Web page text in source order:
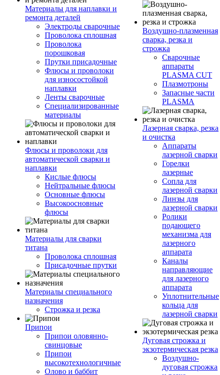
Материалы для наплавки и
ремонта деталей
Электроды сварочные
Проволока сплошная
Проволока
порошковая
Прутки присадочные
Флюсы и проволоки
для износостойкой
наплавки
Ленты сварочные
Специализированные
материалы
Флюсы и проволоки для
автоматической сварки и
наплавки
Кислые флюсы
Нейтральные флюсы
Основные флюсы
Высокоосновные
флюсы
Материалы для сварки
титана
Проволока сплошная
Присадочные прутки
Материалы специального
назначения
Строжка и резка
Припои
Припои оловянно-
свинцовые
Припои
высокотехнологичные
Олово и баббит
Воздушно-плазменная
сварка, резка и
строжка
Сварочные
аппараты
PLASMA CUT
Плазмотроны
Запасные части
PLASMA
Лазерная сварка, резка
и очистка
Аппараты
лазерной сварки
Горелки
лазерные
Сопла для
лазерной сварки
Линзы для
лазерной сварки
Ролики
подающего
механизма для
лазерного
аппарата
Каналы
направляющие
для лазерного
аппарата
Уплотнительные
кольца для
лазерной сварки
Дуговая строжка и
экзотермическая резка
Воздушно-
дуговая строжка